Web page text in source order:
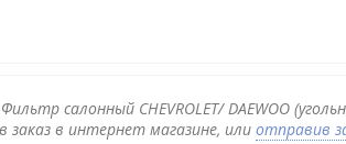
салонный CHEVROLET/ DAEWOO
заказ в интернет магазине, или отправив